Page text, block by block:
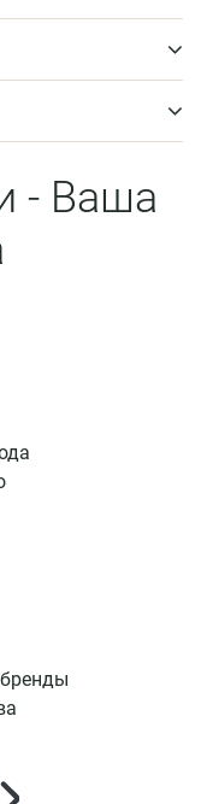
- Ваша